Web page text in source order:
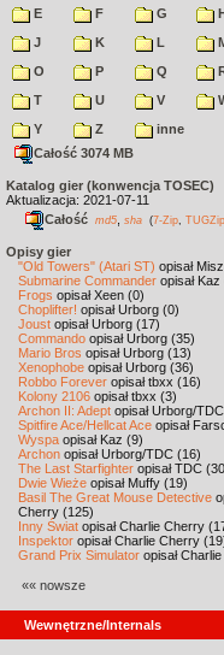
E
F G
J
K L
O
P Q
T
U V
Y
Z
inne
Całość 3074 MB
Katalog gier (konwencja TOSEC)
Aktualizacja: 2021-07-11
Całość md5 sha (7-Zip TUGZip
Opisy gier
"Old Towers" (Atari ST) opisał
Submarine Commander opisał Kaz
Frogs opisał Xeen (0)
Choplifter! opisał Urborg (0)
Joust opisał Urborg (17)
Commando opisał Urborg (35)
Mario Bros opisał Urborg (13)
Xenophobe opisał Urborg (36)
Robbo Forever opisał tbxx (16)
Kolony 2106 opisał tbxx (3)
Archon II: Adept opisał Urborg/
Spitfire Ace/Hellcat Ace opisał
Wyspa opisał Kaz (9)
Archon opisał Urborg/TDC (16)
The Last Starfighter opisał TDC
Dwie Wieże opisał Muffy (19)
Basil The Great Mouse Detective
Cherry (125)
Inny Świat opisał Charlie Cherry
Inspektor opisał Charlie Cherry
Grand Prix Simulator opisał
«« nowsze
Wewnętrzne/Internals